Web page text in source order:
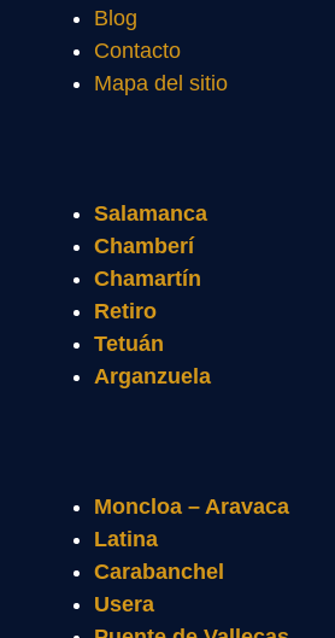
Blog
Contacto
Mapa del sitio
Salamanca
Chamberí
Chamartín
Retiro
Tetuán
Arganzuela
Moncloa – Aravaca
Latina
Carabanchel
Usera